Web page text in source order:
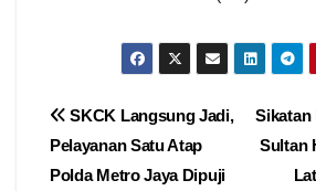
Navigasi
pos
Sikatan
Sultan
SKCK Langsung Jadi,
Pelayanan Satu Atap
Polda Metro Jaya Dipuji